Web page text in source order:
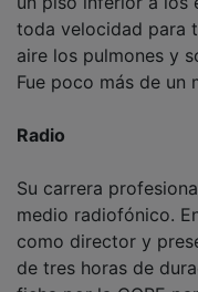
toda velocidad para
aire los pulmones y
Fue poco más de un
medio radiofónico.
como director y
de tres horas de
ficha por la COPE